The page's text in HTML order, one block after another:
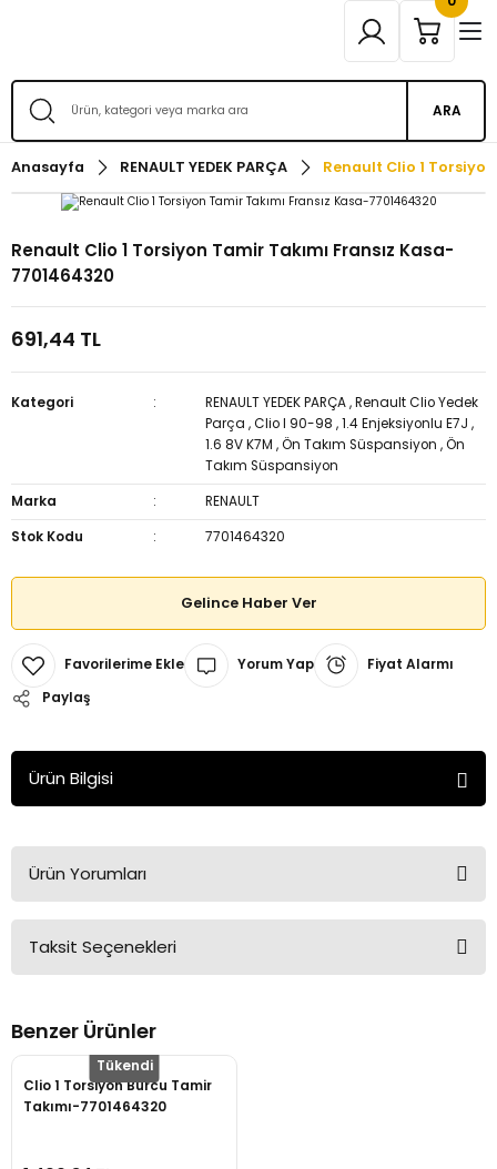
ARA
Anasayfa RENAULT YEDEK PARÇA Renault Clio 1
Renault Clio 1 Torsiyon Tamir Takımı Fransız Kasa-
7701464320
691,44 TL
Kategori RENAULT YEDEK PARÇA ,Renault Clio Yedek
Parça ,Clio I 90-98 ,1.4 Enjeksiyonlu E7J ,
1.6 8V K7M ,Ön Takım Süspansiyon ,Ön
Takım Süspansiyon
Marka
RENAULT
Stok Kodu
7701464320
Gelince Haber Ver
Yorum Yap
Fiyat Alarmı
Paylaş
Ürün Bilgisi
Ürün Yorumları
Bu ürüne ilk yorumu siz yapın!
Taksit Seçenekleri
Benzer Ürünler
Tükendi
Clio 1 Torsiyon Burcu Tamir
Takımı-7701464320